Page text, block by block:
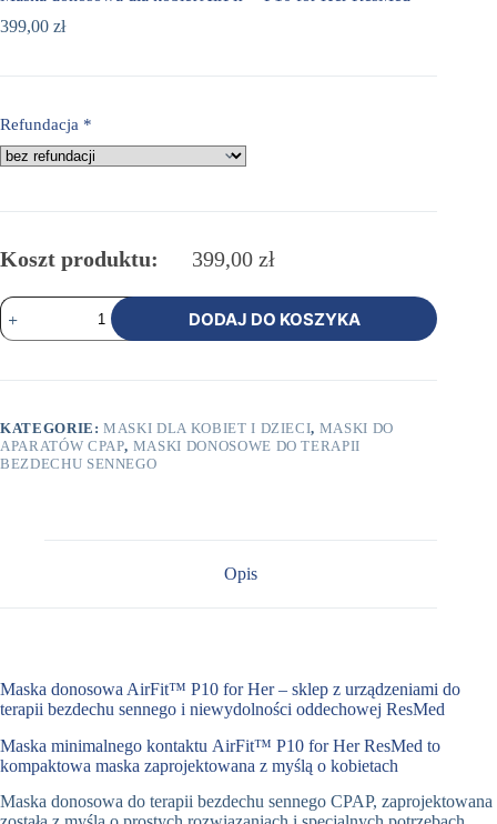
399,00 zł
Refundacja *
Koszt produktu: 399,00 zł
ilość
Maska
donosowa
kobiet
for
Her
ResMed
DODAJ DO KOSZYKA
KATEGORIE:MASKI DLA KOBIET I DZIECI, MASKI DO
APARATÓW CPAP, MASKI DONOSOWE DO TERAPII
BEZDECHU SENNEGO
Opis
Maska donosowa AirFit™ P10 for Her – sklep z urządzeniami do
terapii bezdechu sennego i niewydolności oddechowej ResMed
Maska minimalnego kontaktu AirFit™ P10 for Her ResMed to
kompaktowa maska zaprojektowana z myślą o kobietach
Maska donosowa do terapii bezdechu sennego CPAP, zaprojektowana